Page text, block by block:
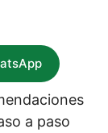
a paso